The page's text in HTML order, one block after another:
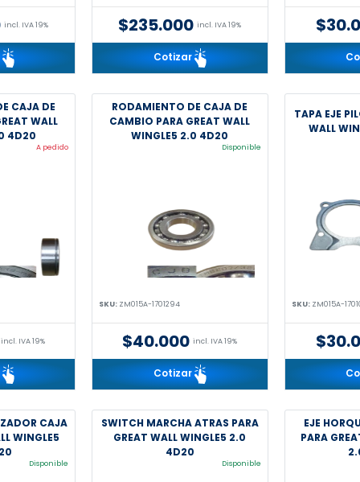
incl. IVA 19% $235.000 incl. IVA 19%
Cotizar
CAJA DE
WALL
4D20
A pedido
incl. IVA 19%
RODAMIENTO DE CAJA DE
CAMBIO PARA GREAT WALL
WINGLE5 2.0 4D20
Disponible
SKU: ZM015A-1701294
$40.000 incl. IVA 19%
Cotizar
TAPA EJE
WALL
SKU: ZM015A-
CAJA
WINGLE5
Disponible
SWITCH MARCHA ATRAS PARA
GREAT WALL WINGLE5 2.0
4D20
Disponible
EJE
PARA